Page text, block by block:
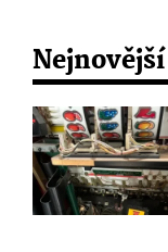
Nejnovější